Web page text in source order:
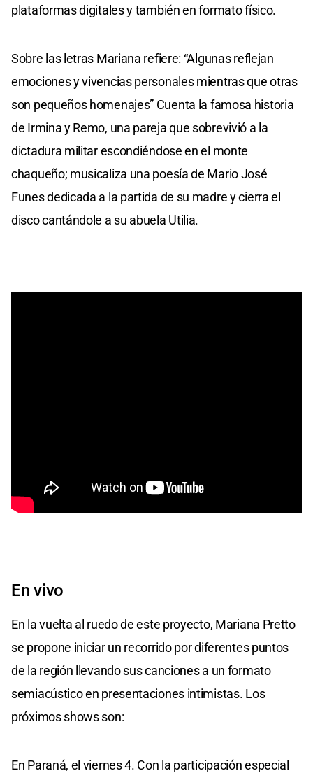
plataformas digitales y también en formato físico.
Sobre las letras Mariana refiere: “Algunas reflejan
emociones y vivencias personales mientras que otras
son pequeños homenajes” Cuenta la famosa historia
de Irmina y Remo, una pareja que sobrevivió a la
dictadura militar escondiéndose en el monte
chaqueño; musicaliza una poesía de Mario José
Funes dedicada a la partida de su madre y cierra el
disco cantándole a su abuela Utilia.
En vivo
En la vuelta al ruedo de este proyecto, Mariana Pretto
se propone iniciar un recorrido por diferentes puntos
de la región llevando sus canciones a un formato
semiacústico en presentaciones intimistas. Los
próximos shows son:
En Paraná, el viernes 4. Con la participación especial